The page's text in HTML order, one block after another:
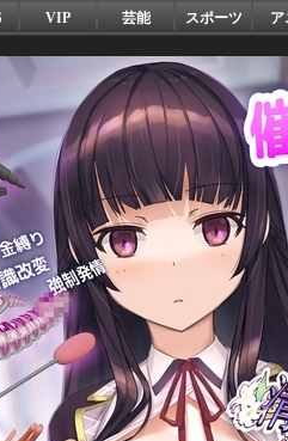
VIP 芸能 スポーツ ア